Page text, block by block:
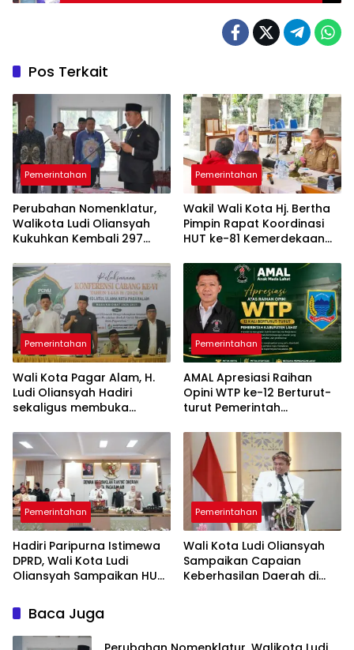
Pos Terkait
Pemerintahan
Perubahan Nomenklatur,
Walikota Ludi Oliansyah
Kukuhkan Kembali 297
Alam
Pemerintahan
Wakil Wali Kota Hj. Bertha
Pimpin ​Rapat Koordinasi
HUT ke-81 Kemerdekaan
Pemerintahan
Wali Kota Pagar Alam, H.
Ludi Oliansyah Hadiri
sekaligus membuka
Ulama
Pemerintahan
AMAL Apresiasi Raihan
Opini WTP ke-12 Berturut-
turut Pemerintah
Pemerintahan
Hadiri Paripurna Istimewa
DPRD, Wali Kota Ludi
Oliansyah Sampaikan HUT
Momentum Perak
Pemerintahan
Wali Kota Ludi Oliansyah
Sampaikan Capaian
Keberhasilan Daerah di
Baca Juga